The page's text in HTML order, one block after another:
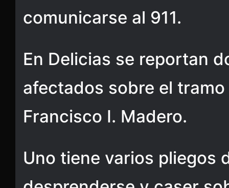
comunicarse al 911.
En Delicias se reportan
afectados sobre el
Francisco I. Madero.
Uno tiene varios pliegos